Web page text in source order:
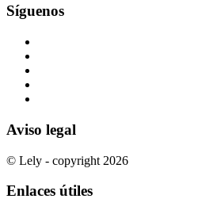
Síguenos
Aviso legal
© Lely - copyright 2026
Enlaces útiles